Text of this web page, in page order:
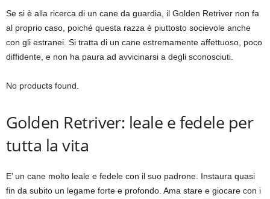
Se si è alla ricerca di un cane da guardia, il Golden Retriver non fa
al proprio caso, poiché questa razza è piuttosto socievole anche
con gli estranei. Si tratta di un cane estremamente affettuoso, poco
diffidente, e non ha paura ad avvicinarsi a degli sconosciuti.
No products found.
Golden Retriver: leale e fedele per
tutta la vita
E’ un cane molto leale e fedele con il suo padrone. Instaura quasi
fin da subito un legame forte e profondo. Ama stare e giocare con i